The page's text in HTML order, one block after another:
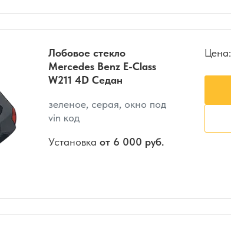
Лобовое стекло
Mercedes Benz E-Class
W211 4D Седан
зеленое, серая, окно под
vin код
Установка от 6 000 руб.
Цена: